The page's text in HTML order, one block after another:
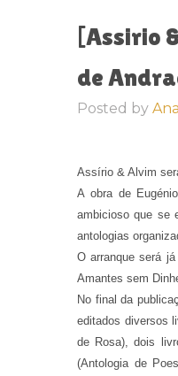
[Assirio
de
Posted by
Assírio & Alvim
A obra de
ambicioso que se
antologias
O arranque será
Amantes sem
No final da
editados diversos
de Rosa), dois
(Antologia de